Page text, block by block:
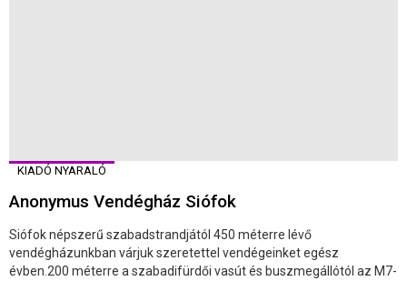
KIADÓ NYARALÓ
Anonymus Vendégház Siófok
Siófok népszerű szabadstrandjától 450 méterre lévő
vendégházunkban várjuk szeretettel vendégeinket egész
évben.200 méterre a szabadifürdői vasút és buszmegállótól az M7-